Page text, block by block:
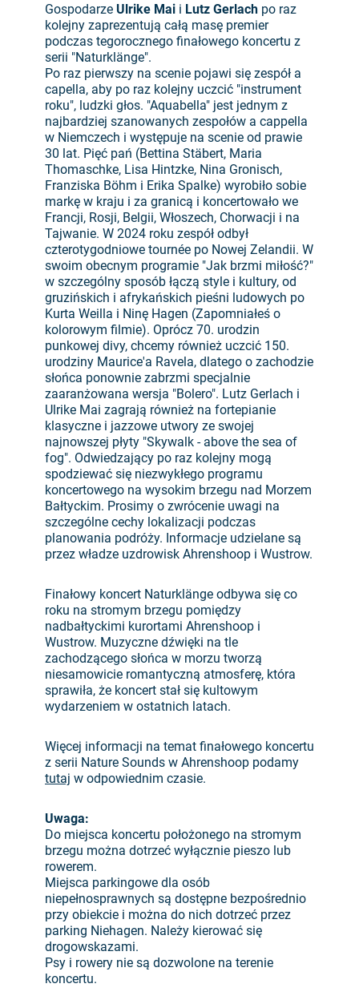
Gospodarze Ulrike Mai i Lutz Gerlach po raz
kolejny zaprezentują całą masę premier
podczas tegorocznego finałowego koncertu z
serii "Naturklänge".
Po raz pierwszy na scenie pojawi się zespół a
capella, aby po raz kolejny uczcić "instrument
roku", ludzki głos. "Aquabella" jest jednym z
najbardziej szanowanych zespołów a cappella
w Niemczech i występuje na scenie od prawie
30 lat. Pięć pań (Bettina Stäbert, Maria
Thomaschke, Lisa Hintzke, Nina Gronisch,
Franziska Böhm i Erika Spalke) wyrobiło sobie
markę w kraju i za granicą i koncertowało we
Francji, Rosji, Belgii, Włoszech, Chorwacji i na
Tajwanie. W 2024 roku zespół odbył
czterotygodniowe tournée po Nowej Zelandii. W
swoim obecnym programie "Jak brzmi miłość?"
w szczególny sposób łączą style i kultury, od
gruzińskich i afrykańskich pieśni ludowych po
Kurta Weilla i Ninę Hagen (Zapomniałeś o
kolorowym filmie). Oprócz 70. urodzin
punkowej divy, chcemy również uczcić 150.
urodziny Maurice'a Ravela, dlatego o zachodzie
słońca ponownie zabrzmi specjalnie
zaaranżowana wersja "Bolero". Lutz Gerlach i
Ulrike Mai zagrają również na fortepianie
klasyczne i jazzowe utwory ze swojej
najnowszej płyty "Skywalk - above the sea of
fog". Odwiedzający po raz kolejny mogą
spodziewać się niezwykłego programu
koncertowego na wysokim brzegu nad Morzem
Bałtyckim. Prosimy o zwrócenie uwagi na
szczególne cechy lokalizacji podczas
planowania podróży. Informacje udzielane są
przez władze uzdrowisk Ahrenshoop i Wustrow.
Finałowy koncert Naturklänge odbywa się co
roku na stromym brzegu pomiędzy
nadbałtyckimi kurortami Ahrenshoop i
Wustrow. Muzyczne dźwięki na tle
zachodzącego słońca w morzu tworzą
niesamowicie romantyczną atmosferę, która
sprawiła, że koncert stał się kultowym
wydarzeniem w ostatnich latach.
Więcej informacji na temat finałowego koncertu
z serii Nature Sounds w Ahrenshoop podamy
tutaj w odpowiednim czasie.
Uwaga:
Do miejsca koncertu położonego na stromym
brzegu można dotrzeć wyłącznie pieszo lub
rowerem.
Miejsca parkingowe dla osób
niepełnosprawnych są dostępne bezpośrednio
przy obiekcie i można do nich dotrzeć przez
parking Niehagen. Należy kierować się
drogowskazami.
Psy i rowery nie są dozwolone na terenie
koncertu.